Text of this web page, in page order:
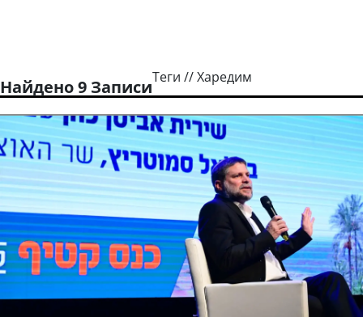
Теги // Харедим
Найдено 9 Записи